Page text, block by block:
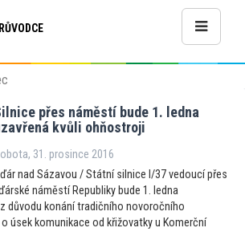
přes náměstí bude 1. ledna
kvůli ohňostroji
31. prosince 2016
nad Sázavou / Státní silnice I/37 vedoucí přes
náměstí Republiky bude 1. ledna
důvodu konání tradičního novoročního
úsek komunikace od křižovatky u Komerční